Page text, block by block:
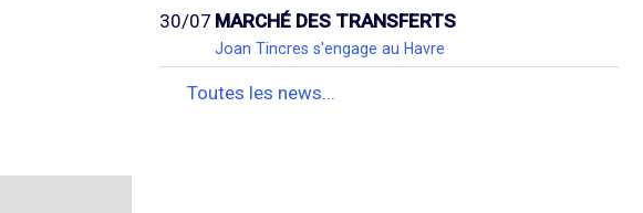
30/07 MARCHÉ DES TRANSFERTS
Joan Tincres s'engage au Havre
Toutes les news...